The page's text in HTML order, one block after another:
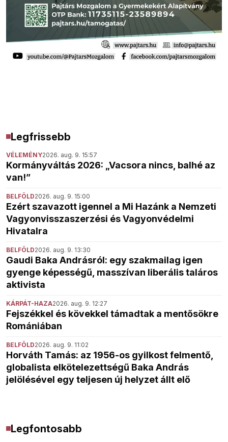
Legfrissebb
VÉLEMÉNY2026. aug. 9. 15:57
Kormányváltás 2026: „Vacsora nincs, balhé az
van!”
BELFÖLD2026. aug. 9. 15:00
Ezért szavazott igennel a Mi Hazánk a Nemzeti
Vagyonvisszaszerzési és Vagyonvédelmi
Hivatalra
BELFÖLD2026. aug. 9. 13:30
Gaudi Baka Andrásról: egy szakmailag igen
gyenge képességű, masszívan liberális taláros
aktivista
KÁRPÁT-HAZA2026. aug. 9. 12:27
Fejszékkel és kövekkel támadtak a mentősökre
Romániában
BELFÖLD2026. aug. 9. 11:02
Horváth Tamás: az 1956-os gyilkost felmentő,
globalista elkötelezettségű Baka András
jelölésével egy teljesen új helyzet állt elő
Legfontosabb